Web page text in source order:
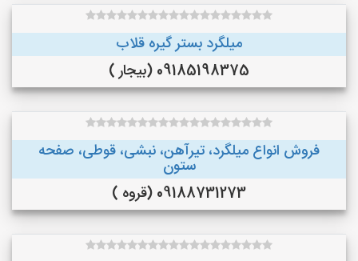
میلگرد بستر گیره قلاب
09185198375 (بیجار )
فروش انواع میلگرد، تیرآهن، نبشی، قوطی، صفحه
ستون
09188731273 (قروه )